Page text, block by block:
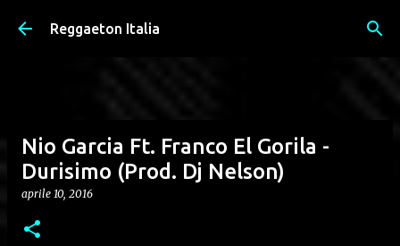
Passa ai contenuti principali
Reggaeton Italia
Nio Garcia Ft. Franco El Gorila -
Durisimo (Prod. Dj Nelson)
aprile 10, 2016